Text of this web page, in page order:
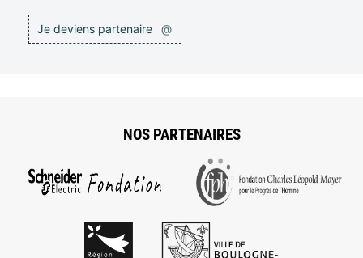
Je deviens partenaire @
NOS PARTENAIRES